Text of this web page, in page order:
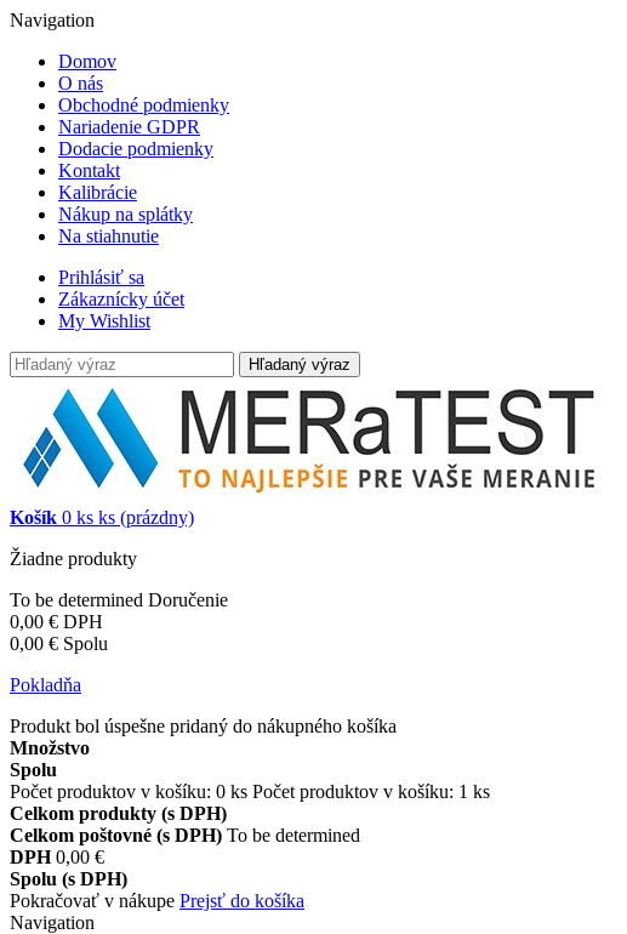
Navigation
Domov
O nás
Obchodné podmienky
Nariadenie GDPR
Dodacie podmienky
Kontakt
Kalibrácie
Nákup na splátky
Na stiahnutie
Prihlásiť sa
Zákaznícky účet
My Wishlist
Hľadaný výraz
Košík 0 ks ks (prázdny)
Žiadne produkty
To be determined Doručenie
0,00 € DPH
0,00 € Spolu
Pokladňa
Produkt bol úspešne pridaný do nákupného košíka
Množstvo
Spolu
Počet produktov v košíku: 0 ks Počet produktov v košíku: 1 ks
Celkom produkty (s DPH)
Celkom poštovné (s DPH) To be determined
DPH 0,00 €
Spolu (s DPH)
Pokračovať v nákupe Prejsť do košíka
Navigation